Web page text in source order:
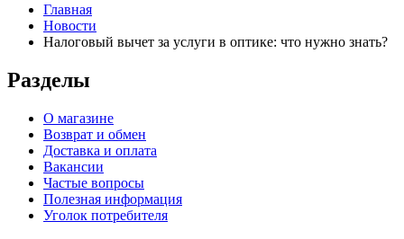
Главная
Новости
Налоговый вычет за услуги в оптике: что нужно знать?
Разделы
О магазине
Возврат и обмен
Доставка и оплата
Вакансии
Частые вопросы
Полезная информация
Уголок потребителя